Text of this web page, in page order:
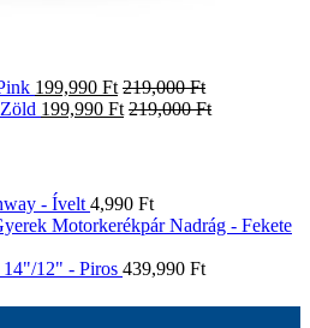
199,990 Ft 219,000Ft
199,990 Ft 219,000Ft
- Ívelt 4,990 Ft
Motorkerékpár Nadrág - Fekete
12" - Piros 439,990 Ft